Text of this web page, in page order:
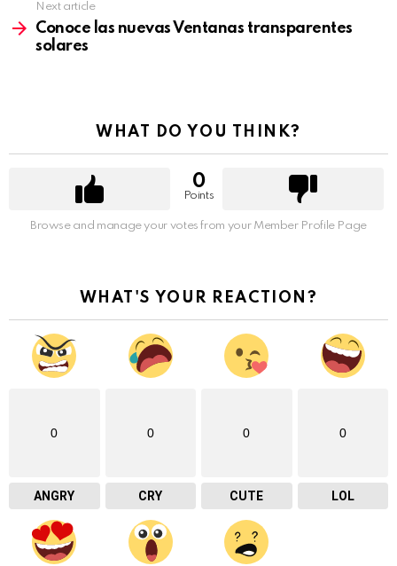
Next article
Conoce las nuevas Ventanas transparentes
solares
WHAT DO YOU THINK?
0
Points
Browse and manage your votes from your Member Profile Page
WHAT'S YOUR REACTION?
0
ANGRY
0
CRY
0
CUTE
0
LOL